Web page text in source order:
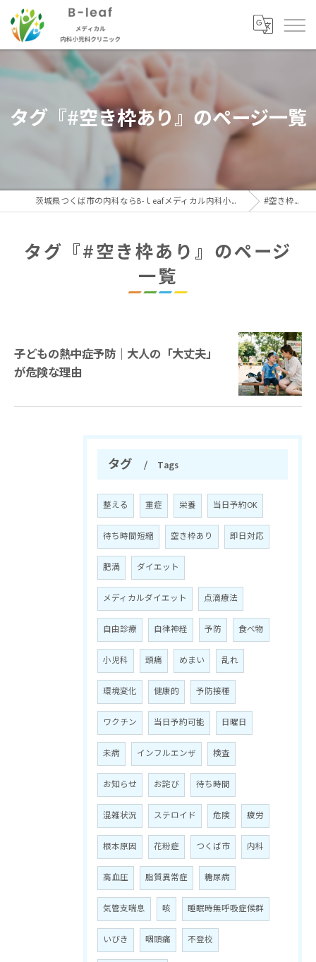
タグ『#空き枠あり』のページ一覧
茨城県つくば市の内科ならB-ｌeafメディカル内科小児科クリニック #空き枠あり
タグ『#空き枠あり』のページ
一覧
子どもの熱中症予防｜大人の「大丈夫」
が危険な理由
タグ Tags
整える 重症 栄養 当日予約OK
待ち時間短縮 空き枠あり 即日対応
肥満 ダイエット
メディカルダイエット 点滴療法
自由診療 自律神経 予防 食べ物
小児科 頭痛 めまい 乱れ
環境変化 健康的 予防接種
ワクチン 当日予約可能 日曜日
未病 インフルエンザ 検査
お知らせ お詫び 待ち時間
混雑状況 ステロイド 危険 疲労
根本原因 花粉症 つくば市 内科
高血圧 脂質異常症 糖尿病
気管支喘息 咳 睡眠時無呼吸症候群
いびき 咽頭痛 不登校